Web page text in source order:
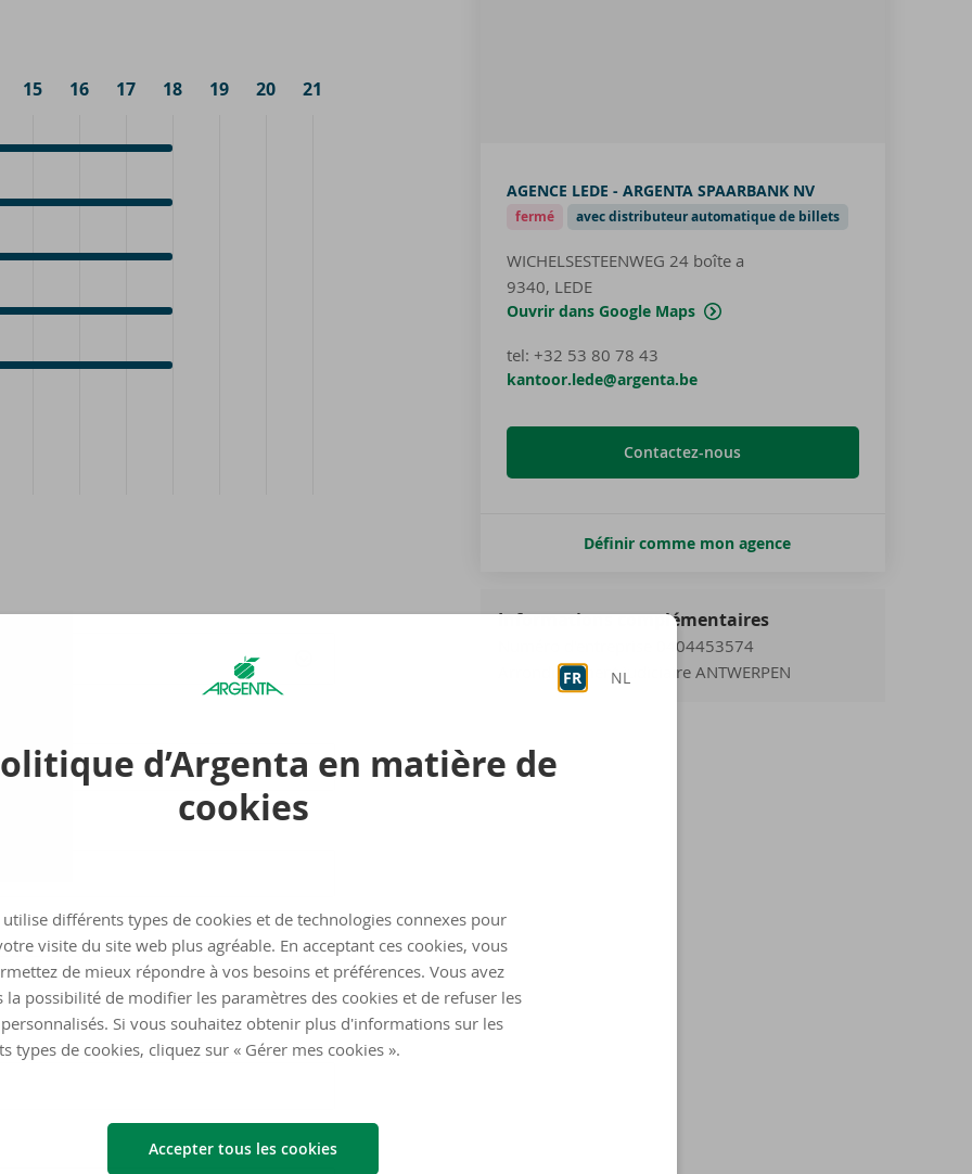
FR NL
d’Argenta en matière de
cookies
différents types de cookies et de technologies connexes pour
visite du site web plus agréable. En acceptant ces cookies, vous
de mieux répondre à vos besoins et préférences. Vous avez
la possibilité de modifier les paramètres des cookies et de refuser les
Si vous souhaitez obtenir plus d'informations sur les
types de cookies, cliquez sur « Gérer mes cookies ».
Accepter tous les cookies
15 16 17 18 19 20 21
AGENCE LEDE - ARGENTA SPAARBANK NV
fermé avec distributeur automatique de billets
WICHELSESTEENWEG 24 boîte a
9340, LEDE
Ouvrir dans Google Maps
tel: +32 53 80 78 43
kantoor.lede@argenta.be
Contactez-nous
Définir comme mon agence
Informations complémentaires
Numéro d'entreprise 0404453574
Arrondissement judiciaire ANTWERPEN